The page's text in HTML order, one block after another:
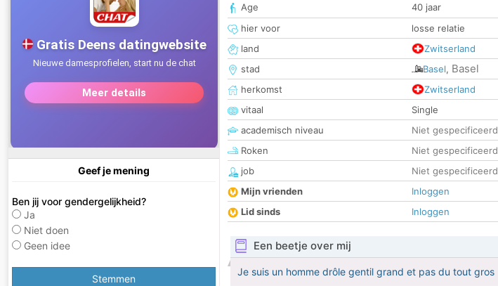
Geef je mening
Ben jij voor gendergelijkheid?
Ja
Niet doen
Geen idee
Stemmen
Age
40 jaar
hier voor
losse relatie
land
Zwitserland
stad
Basel, Basel
herkomst
Zwitserland
vitaal
Single
academisch niveau
Niet gespecificeerd
Roken
Niet gespecificeerd
job
Niet gespecificeerd
Mijn vrienden
Inloggen
Lid sinds
Inloggen
Een beetje over mij
Je suis un homme drôle gentil grand et pas du tout gros